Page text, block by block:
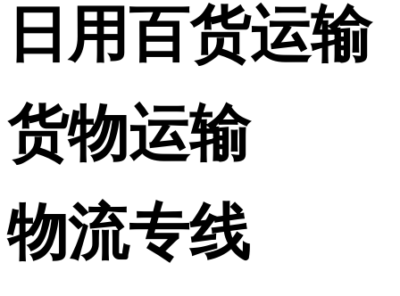
日用百货运输
货物运输
物流专线